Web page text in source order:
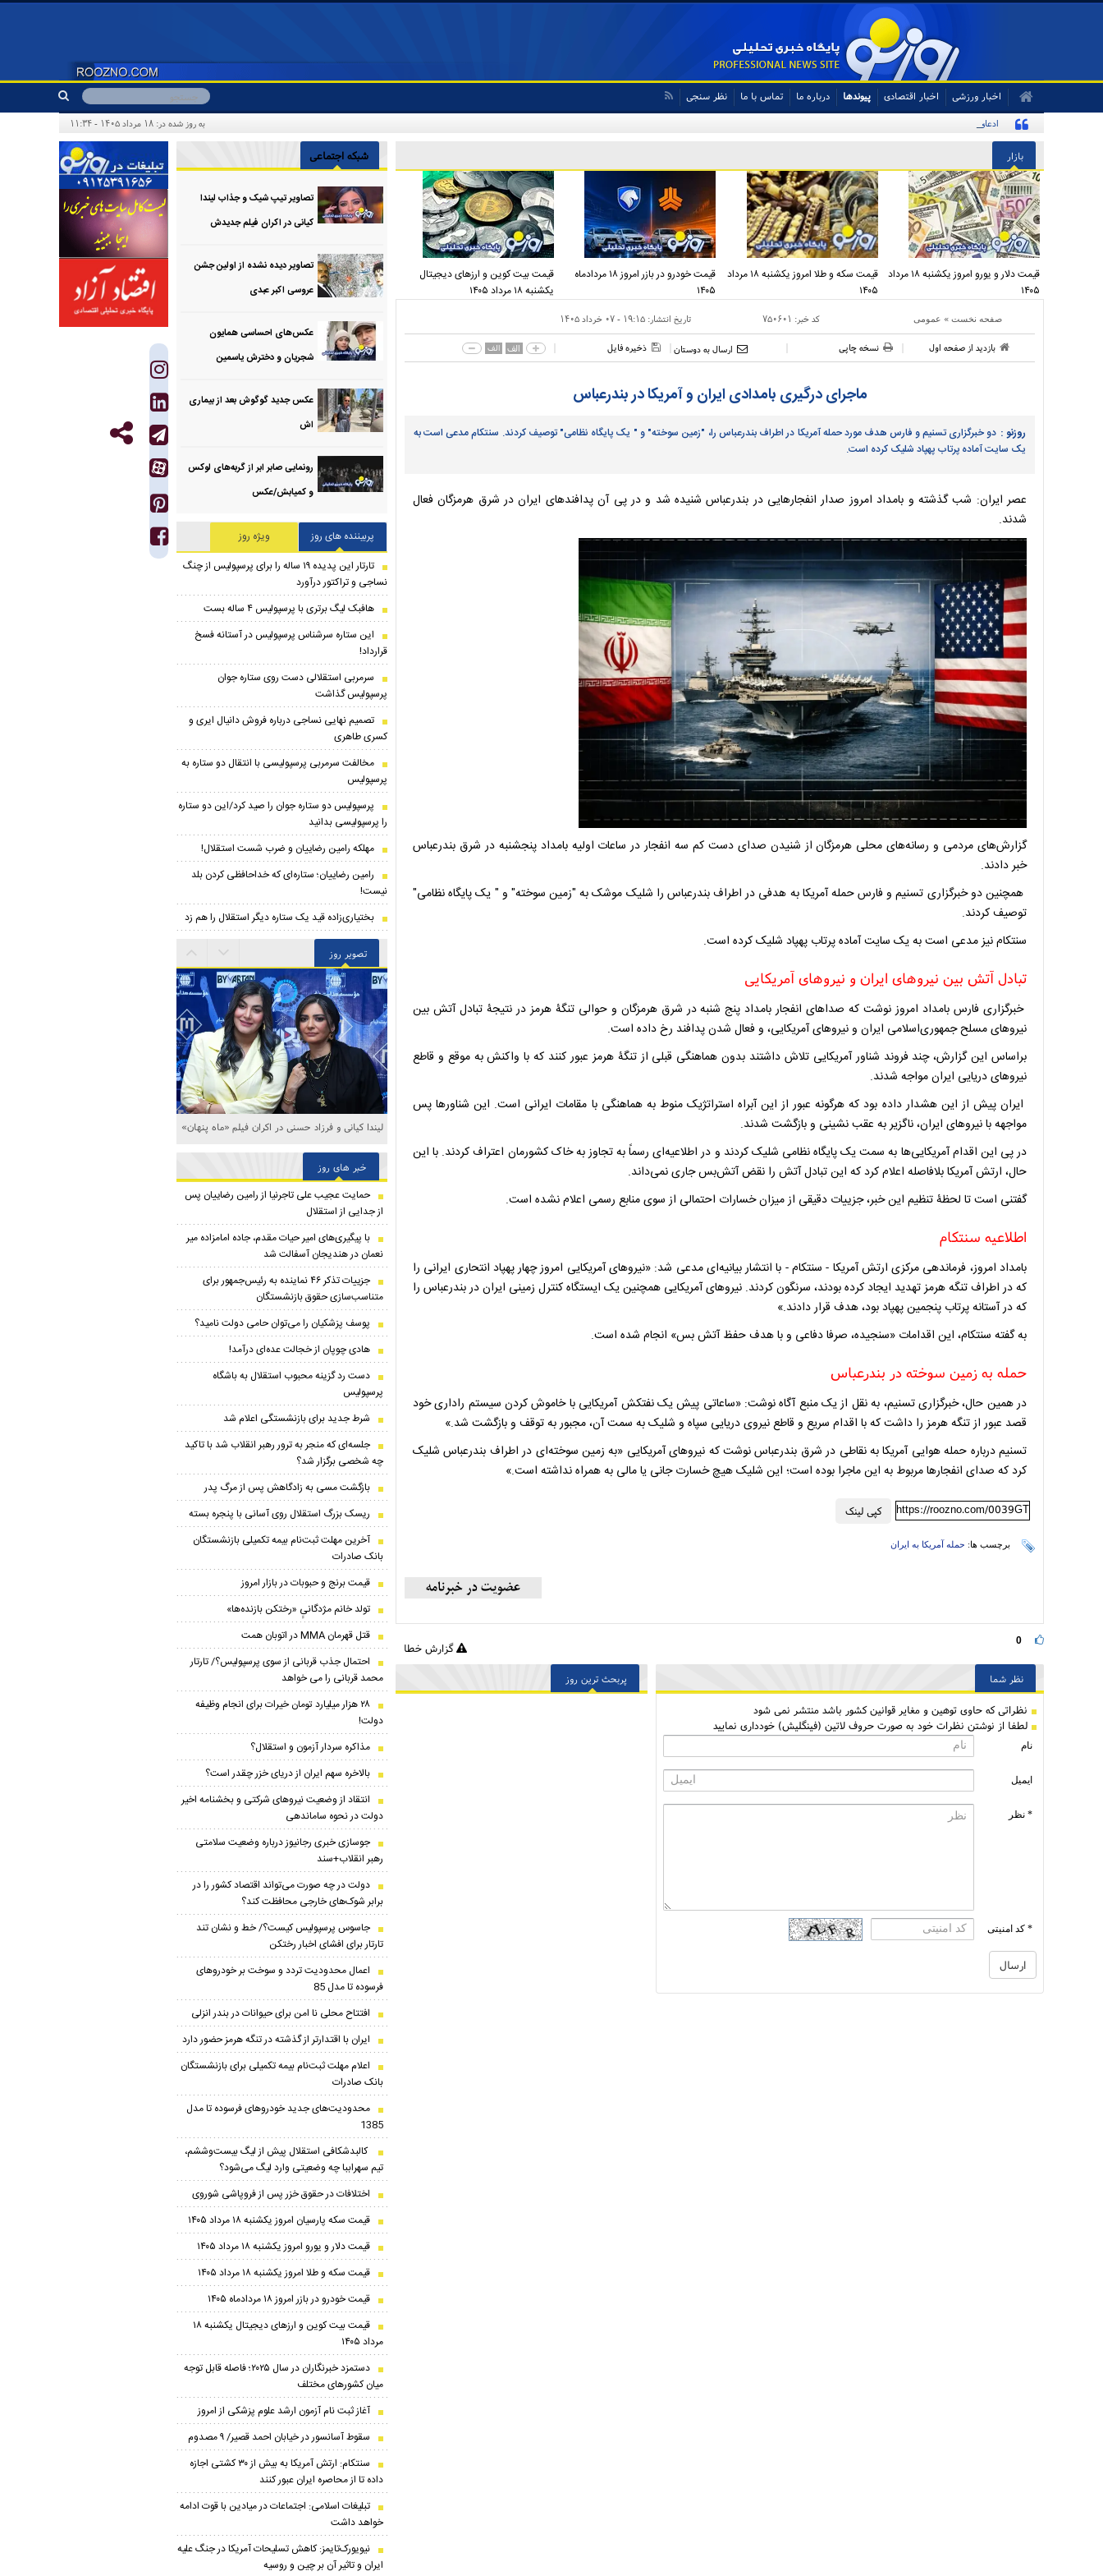
اخبار ورزشی اخبار اقتصادی پیوندها درباره ما تماس با ما نظر سنجی
ادعای جنجالی درباره توافق یکشنبه در ژنو تکذیب شد به روز شده در: ۱۸ مرداد ۱۴۰۵ - ۱۱:۳۴
بازار
قیمت دلار و یورو امروز یکشنبه ۱۸ مرداد
۱۴۰۵
قیمت سکه و طلا امروز یکشنبه ۱۸ مرداد
۱۴۰۵
قیمت خودرو در بازر امروز ۱۸ مردادماه
۱۴۰۵
قیمت بیت کوین و ارز‌های دیجیتال
یکشنبه ۱۸ مرداد ۱۴۰۵
صفحه نخست » عمومی کد خبر: ۷۵۰۶۰۱ تاریخ انتشار: ۱۹:۱۵ - ۰۷ خرداد ۱۴۰۵
بازدید از صفحه اول نسخه چاپی ارسال به دوستان ذخیره فایل الف الف
ماجرای درگیری بامدادی ایران و آمریکا در بندرعباس
روزنو : دو خبرگزاری تسنیم و فارس هدف مورد حمله آمریکا در اطراف بندرعباس را، "زمین سوخته" و " یک پایگاه نظامی" توصیف کردند. سنتکام مدعی است به
یک سایت آماده پرتاب پهپاد شلیک کرده است.
عصر ایران: شب گذشته و بامداد امروز صدار انفجارهایی در بندرعباس شنیده شد و در پی آن پدافندهای ایران در شرق هرمزگان فعال
شدند.
گزارش‌های مردمی و رسانه‌های محلی هرمزگان از شنیدن صدای دست کم سه انفجار در ساعات اولیه بامداد پنجشنبه در شرق بندرعباس
خبر دادند.
همچنین دو خبرگزاری تسنیم و فارس حمله آمریکا به هدفی در اطراف بندرعباس را شلیک موشک به "زمین سوخته" و " یک پایگاه نظامی"
توصیف کردند.
سنتکام نیز مدعی است به یک سایت آماده پرتاب پهپاد شلیک کرده است.
تبادل آتش بین نیروهای ایران و نیروهای آمریکایی
خبرگزاری فارس بامداد امروز نوشت که صداهای انفجار بامداد پنج شنبه در شرق هرمزگان و حوالی تنگۀ هرمز در نتیجۀ تبادل آتش بین
نیروهای مسلح جمهوری‌اسلامی ایران و نیروهای آمریکایی، و فعال شدن پدافند رخ داده است.
براساس این گزارش، چند فروند شناور آمریکایی تلاش داشتند بدون هماهنگی قبلی از تنگۀ هرمز عبور کنند که با واکنش به موقع و قاطع
نیروهای دریایی ایران مواجه شدند.
ایران پیش از این هشدار داده بود که هرگونه عبور از این آبراه استراتژیک منوط به هماهنگی با مقامات ایرانی است. این شناورها پس
مواجهه با نیروهای ایران، ناگزیر به عقب نشینی و بازگشت شدند.
در پی این اقدام آمریکایی‌ها به سمت یک پایگاه نظامی شلیک کردند و در اطلاعیه‌ای رسماً به تجاوز به خاک کشورمان اعتراف کردند. با این
حال، ارتش آمریکا بلافاصله اعلام کرد که این تبادل آتش را نقض آتش‌بس جاری نمی‌داند.
گفتنی است تا لحظۀ تنظیم این خبر، جزییات دقیقی از میزان خسارات احتمالی از سوی منابع رسمی اعلام نشده است.
اطلاعیه سنتکام
بامداد امروز، فرماندهی مرکزی ارتش آمریکا - سنتکام - با انتشار بیانیه‌ای مدعی شد: «نیروهای آمریکایی امروز چهار پهپاد انتحاری ایرانی را
که در اطراف تنگه هرمز تهدید ایجاد کرده بودند، سرنگون کردند. نیروهای آمریکایی همچنین یک ایستگاه کنترل زمینی ایران در بندرعباس را
که در آستانه پرتاب پنجمین پهپاد بود، هدف قرار دادند.»
به گفته سنتکام، این اقدامات «سنجیده، صرفا دفاعی و با هدف حفظ آتش بس» انجام شده است.
حمله به زمین سوخته در بندرعباس
در همین حال، خبرگزاری تسنیم، به نقل از یک منبع آگاه نوشت: «ساعاتی پیش یک نفتکش آمریکایی با خاموش کردن سیستم راداری خود
قصد عبور از تنگه هرمز را داشت که با اقدام سریع و قاطع نیروی دریایی سپاه و شلیک به سمت آن، مجبور به توقف و بازگشت شد.»
تسنیم درباره حمله هوایی آمریکا به نقاطی در شرق بندرعباس نوشت که نیروهای آمریکایی «به زمین سوخته‌ای در اطراف بندرعباس شلیک
کرد که صدای انفجارها مربوط به این ماجرا بوده است؛ این شلیک هیچ خسارت جانی یا مالی به همراه نداشته است.»
کپی لینک https://roozno.com/0039GT
برچسب ها: حمله آمریکا به ایران
0 گزارش خطا
نظر شما
نظراتی كه حاوی توهین و مغایر قوانین کشور باشد منتشر نمی شود
لطفا از نوشتن نظرات خود به صورت حروف لاتین (فینگلیش) خودداری نمایید
نام
ایمیل
* نظر
* کد امنیتی
پربحث ترین روز
شبکه اجتماعی
تصاویر تیپ شیک و جذاب لیندا
کیانی در اکران فیلم جدیدش
تصاویر دیده نشده از اولین جشن
عروسی اکبر عبدی
عکس‌های احساسی همایون
شجریان و دخترش یاسمین
عکس جدید گوگوش بعد از بیماری
اش
رونمایی صابر ابر از گربه‌های لوکس
و کمیابش/عکس
پربیننده های روز
ویژه روز
تارتار این پدیده ۱۹ ساله را برای پرسپولیس از چنگ
نساجی و تراکتور درآورد
هافبک لیگ برتری با پرسپولیس ۴ ساله بست
این ستاره سرشناس پرسپولیس در آستانه فسخ
قرارداد!
سرمربی استقلالی دست روی ستاره جوان
پرسپولیس گذاشت
تصمیم نهایی نساجی درباره فروش دانیال ایری و
کسری طاهری
مخالفت سرمربی پرسپولیسی با انتقال دو ستاره به
پرسپولیس
پرسپولیس دو ستاره جوان را صید کرد/این دو ستاره
را پرسپولیسی بدانید
مهلکه رامین رضاییان و ضرب شست استقلال!
رامین رضاییان؛ ستاره‌ای که خداحافظی کردن بلد
نیست!
بختیاری‌زاده قید یک ستاره دیگر استقلال را هم زد
تصویر روز
لیندا کیانی و فرزاد حسنی در اکران فیلم «ماه پنهان»
خبر های روز
حمایت عجیب علی تاجرنیا از رامین رضاییان پس
از جدایی از استقلال
با پیگیری‌های امیر حیات مقدم، جاده امامزاده میر
نعمان در هندیجان آسفالت شد
جزییات تذکر ۴۶ نماینده به رئیس‌جمهور برای
متناسب‌سازی حقوق بازنشستگان
پوسف پزشکیان را می‌توان حامی دولت نامید؟
هادی چوپان از خجالت عده‌ای درآمد!
دست رد گزینه محبوب استقلال به باشگاه
پرسپولیس
شرط جدید برای بازنشستگی اعلام شد
جلسه‌ای که منجر به ترور رهبر انقلاب شد با تاکید
چه شخصی برگزار شد؟
بازگشت مسی به زادگاهش پس از مرگ پدر
ریسک بزرگ استقلال روی آسانی با پنجره بسته
آخرین مهلت ثبت‌نام بیمه تکمیلی بازنشستگان
بانک صادرات
قیمت برنج و حبوبات در بازار امروز
تولد خانم مژدگانیِِ «رختکن بازنده‌ها»
قتل قهرمان MMA در اتوبان همت
احتمال جذب قربانی از سوی پرسپولیس؟/ تارتار
محمد قربانی را می خواهد
۲۸ هزار میلیارد تومان خیرات برای انجام وظیفه
دولت!
مذاکره سردار آزمون و استقلال؟
بالاخره سهم ایران از دریای خزر چقدر است؟
انتقاد از وضعیت نیروهای شرکتی و بخشنامه اخیر
دولت در نحوه ساماندهی
جوسازی خبری رجانیوز درباره وضعیت سلامتی
رهبر انقلاب+سند
دولت در چه صورت می‌تواند اقتصاد کشور را در
برابر شوک‌های خارجی محافظت کند؟
جاسوس پرسپولیس کیست؟/ خط و نشان تند
تارتار برای افشای اخبار رختکن
اعمال محدودیت تردد و سوخت‌ بر خودروهای
فرسوده تا مدل 85
افتتاح محلی نا امن برای حیوانات در بندر انزلی
ایران با اقتدارتر از گذشته در تنگه هرمز حضور دارد
اعلام مهلت ثبت‌نام بیمه تکمیلی برای بازنشستگان
بانک صادرات
محدودیت‌های جدید خودروهای فرسوده تا مدل
1385
کالبدشکافی استقلال پیش از لیگ بیست‌و‌ششم،
تیم سهراببا چه وضعیتی وارد لیگ می‌شود؟
اختلافات در حقوق خزر پس از فروپاشی شوروی
قیمت سکه پارسیان امروز یکشنبه ۱۸ مرداد ۱۴۰۵
قیمت دلار و یورو امروز یکشنبه ۱۸ مرداد ۱۴۰۵
قیمت سکه و طلا امروز یکشنبه ۱۸ مرداد ۱۴۰۵
قیمت خودرو در بازر امروز ۱۸ مردادماه ۱۴۰۵
قیمت بیت کوین و ارز‌های دیجیتال یکشنبه ۱۸
مرداد ۱۴۰۵
دستمزد خبرنگاران در سال ۲۰۲۵؛ فاصله قابل توجه
میان کشورهای مختلف
آغاز ثبت نام آزمون ارشد علوم پزشکی از امروز
سقوط آسانسور در خیابان احمد قصیر/ ۹ مصدوم
سنتکام: ارتش آمریکا به بیش از ۳۰ کشتی اجازه
داده تا از محاصره ایران عبور کنند
تبلیغات اسلامی: اجتماعات در میادین با قوت ادامه
خواهد داشت
نیویورک‌تایمز: کاهش تسلیحات آمریکا در جنگ علیه
ایران و تاثیر آن بر چین و روسیه